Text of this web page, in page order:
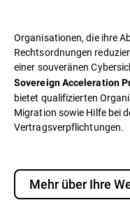
Organisationen, die ihre
Rechtsordnungen
einer souveränen
Sovereign Acceleration
bietet qualifizierten
Migration sowie Hilfe bei
Vertragsverpflichtungen.
Mehr über Ihre